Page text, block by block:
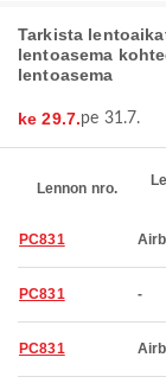
Tarkista
lentoasema
lentoasema
ke 29.7.pe 31.7.
Lennon nro.
PC831
PC831 -
PC831